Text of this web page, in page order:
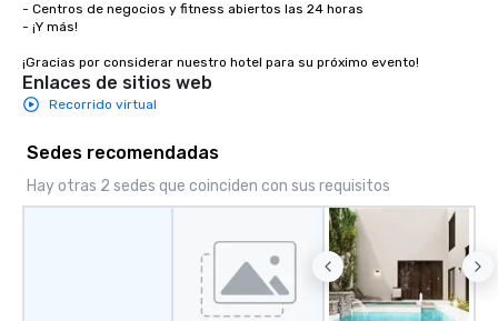
- Centros de negocios y fitness abiertos las 24 horas
- ¡Y más!
¡Gracias por considerar nuestro hotel para su próximo evento!
Enlaces de sitios web
Recorrido virtual
Sedes recomendadas
Hay otras 2 sedes que coinciden con sus requisitos